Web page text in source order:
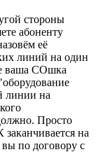
стороны
абоненту
её
линий на один
ваша СОшка
линии на
Просто
на
по договору с